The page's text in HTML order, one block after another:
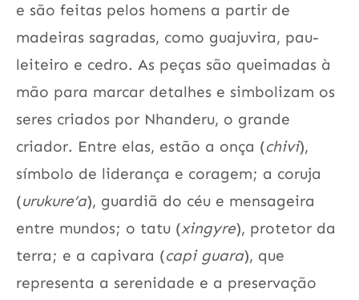
e são feitas pelos homens a partir de
madeiras sagradas, como guajuvira, pau-
leiteiro e cedro. As peças são queimadas à
mão para marcar detalhes e simbolizam os
seres criados por Nhanderu, o grande
criador. Entre elas, estão a onça (chivi),
símbolo de liderança e coragem; a coruja
(urukure’a), guardiã do céu e mensageira
entre mundos; o tatu (xingyre), protetor da
terra; e a capivara (capi guara), que
representa a serenidade e a preservação